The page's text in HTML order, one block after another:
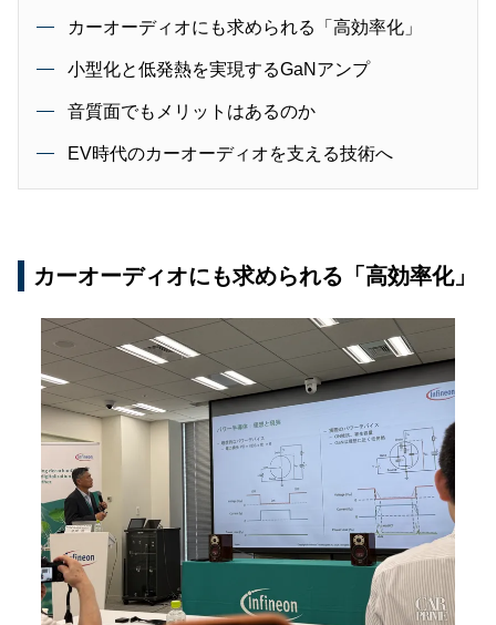
カーオーディオにも求められる「高効率化」
小型化と低発熱を実現するGaNアンプ
音質面でもメリットはあるのか
EV時代のカーオーディオを支える技術へ
カーオーディオにも求められる「高効率化」